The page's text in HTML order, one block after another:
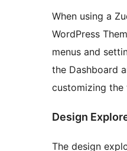
When using a
WordPress
menus and
the Dashboard
customizing the
Design
The design